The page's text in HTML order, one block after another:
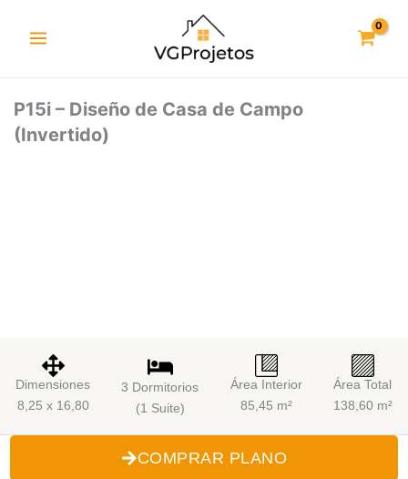
P15i – Diseño de Casa de Campo
(Invertido)
Dimensiones
8,25 x 16,80
3 Dormitorios
(1 Suite)
Área Interior
85,45 m²
Área Total
138,60 m²
COMPRAR PLANO